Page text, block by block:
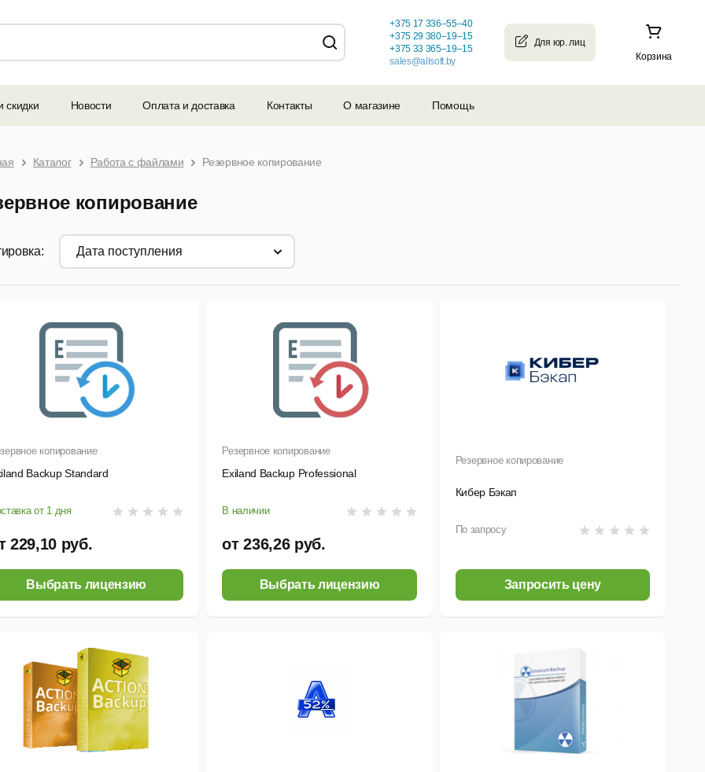
Корзина
+375 17 336–55–40
+375 29 380–19–15
+375 33 365–19–15
sales@allsoft.by
скидки Новости Оплата и доставка Контакты О магазине Помощь
Каталог Работа с файлами Резервное копирование
копирование
дата поступления
копирование
Backup Standard
от 1 дня
229,10 руб.
Выбрать лицензию
Резервное копирование
Exiland Backup Professional
В наличии
от 236,26 руб.
Выбрать лицензию
Резервное копирование
Кибер Бэкап
По запросу
Запросить цену